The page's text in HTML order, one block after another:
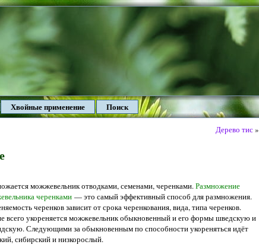
Хвойные применение Поиск
Дерево тис»
можжевельник отводками, семенами, черенками.Размножение
черенками — это самый эффективный способ для размножения.
черенков зависит от срока черенкования, вида, типа черенков.
всего укореняется можжевельник обыкновенный и его формы шведскую и
Следующими за обыкновенным по способности укореняться идёт
сибирский и низкорослый.